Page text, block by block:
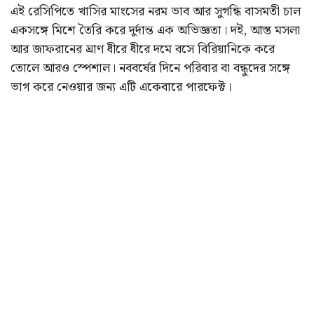
এই রেসিপিতে খাসির মাংসের নরম ভাব আর সুগন্ধি বাসমতী চাল
একসঙ্গে মিশে তৈরি করে দুর্দান্ত এক অভিজ্ঞতা। দই, আস্ত মসলা
আর জাফরানের ঘ্রাণ ধীরে ধীরে দমে বসে বিরিয়ানিকে করে
তোলে আরও স্পেশাল। নববর্ষের দিনে পরিবার বা বন্ধুদের সঙ্গে
ভাগ করে নেওয়ার জন্য এটি একেবারে পারফেক্ট।